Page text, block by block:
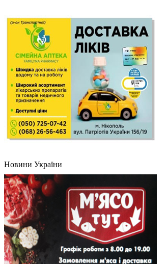
Новини України